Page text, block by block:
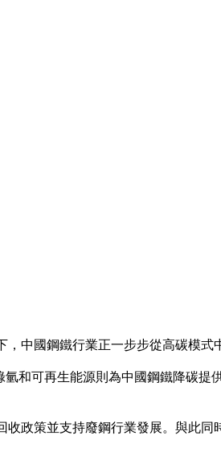
中國鋼鐵行業正一步步從高碳模式
和可再生能源則為中國鋼鐵降碳提
政策並支持廢鋼行業發展。與此